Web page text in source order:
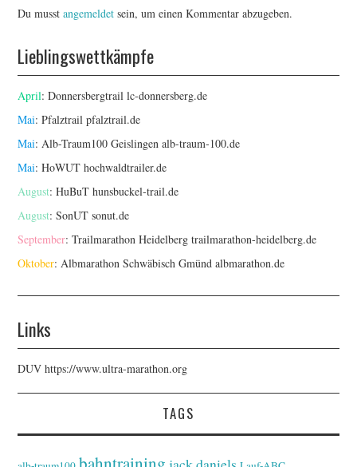
Du musstangemeldet sein, um einen Kommentar abzugeben.
Lieblingswettkämpfe
April: Donnersbergtraillc-donnersberg.de
Mai: Pfalztrailpfalztrail.de
Mai: Alb-Traum100 Geislingenalb-traum-100.de
Mai: HoWUThochwaldtrailer.de
August: HuBuThunsbuckel-trail.de
August: SonUTsonut.de
September: Trailmarathon Heidelbergtrailmarathon-heidelberg.de
Oktober: Albmarathon Schwäbisch Gmündalbmarathon.de
Links
DUVhttps://www.ultra-marathon.org
TAGS